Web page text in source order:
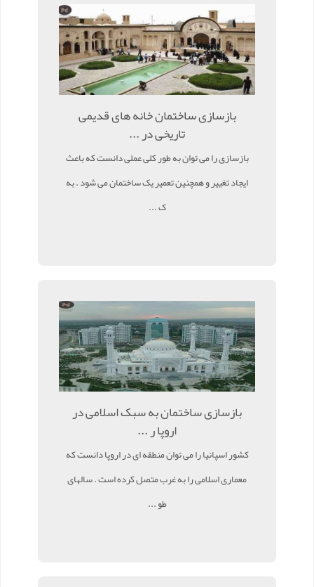
بازسازی ساختمان خانه های قدیمی
تاریخی در ...
بازسازی را می توان به طور کلی عملی دانست که باعث
ایجاد تغییر و همچنین تعمیر یک ساختمان می شود . به
ک ...
بازسازی ساختمان به سبک اسلامی در
اروپا ر ...
کشور اسپانیا را می توان منطقه ای در اروپا دانست که
معماری اسلامی را به غرب متصل کرده است . سالهای
طو ...